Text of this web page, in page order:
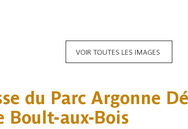
VOIR TOUTES LES IMAGES
du Parc Argonne
Boult-aux-Bois